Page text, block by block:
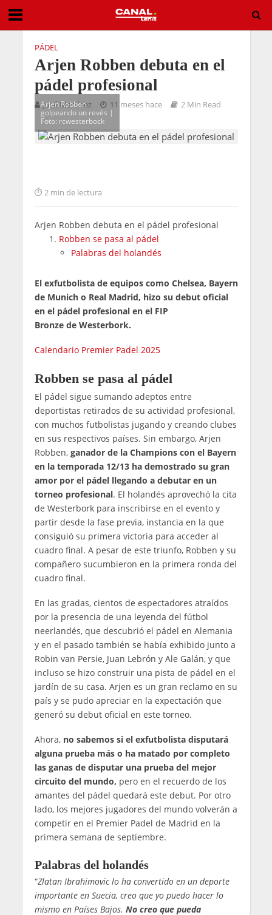
PÁDEL
Arjen Robben debuta en el
pádel profesional
José Martínez 11 meses hace 2 Min Read
Arjen Robben
golpeando un revés |
Foto: rcwesterbock
2 min de lectura
Arjen Robben debuta en el pádel profesional
Robben se pasa al pádel
Palabras del holandés
El exfutbolista de equipos como Chelsea, Bayern
de Munich o Real Madrid, hizo su debut oficial
en el pádel profesional en el FIP
Bronze de Westerbork.
Calendario Premier Padel 2025
Robben se pasa al pádel
El pádel sigue sumando adeptos entre
deportistas retirados de su actividad profesional,
con muchos futbolistas jugando y creando clubes
en sus respectivos países. Sin embargo, Arjen
Robben, ganador de la Champions con el Bayern
en la temporada 12/13 ha demostrado su gran
amor por el pádel llegando a debutar en un
torneo profesional. El holandés aprovechó la cita
de Westerbork para inscribirse en el evento y
partir desde la fase previa, instancia en la que
consiguió su primera victoria para acceder al
cuadro final. A pesar de este triunfo, Robben y su
compañero sucumbieron en la primera ronda del
cuadro final.
En las gradas, cientos de espectadores atraídos
por la presencia de una leyenda del fútbol
neerlandés, que descubrió el pádel en Alemania
y en el pasado también se había exhibido junto a
Robin van Persie, Juan Lebrón y Ale Galán, y que
incluso se hizo construir una pista de pádel en el
jardín de su casa. Arjen es un gran reclamo en su
país y se pudo apreciar en la expectación que
generó su debut oficial en este torneo.
Ahora,no sabemos si el exfutbolista disputará
alguna prueba más o ha matado por completo
las ganas de disputar una prueba del mejor
circuito del mundo, pero en el recuerdo de los
amantes del pádel quedará este debut. Por otro
lado, los mejores jugadores del mundo volverán a
competir en el Premier Padel de Madrid en la
primera semana de septiembre.
Palabras del holandés
“Zlatan Ibrahimovic lo ha convertido en un deporte
importante en Suecia, creo que yo puedo hacer lo
mismo en Países Bajos. No creo que pueda